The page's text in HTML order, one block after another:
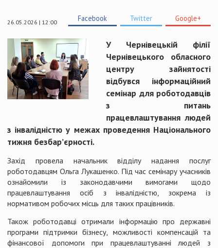
26.05.2026 | 12:00 Facebook Twitter Google+
У Чернівецькій філії
Чернівецького обласного
центру зайнятості
відбувся інформаційний
семінар для роботодавців
з питань
працевлаштування людей
з інвалідністю у межах проведення Національного
тижня безбар’єрності.
Захід провела начальник відділу надання послуг
роботодавцям Ольга Лукашенко. Під час семінару учасників
ознайомили із законодавчими вимогами щодо
працевлаштування осіб з інвалідністю, зокрема із
нормативом робочих місць для таких працівників.
Також роботодавці отримали інформацію про державні
програми підтримки бізнесу, можливості компенсацій та
фінансової допомоги при працевлаштуванні людей з